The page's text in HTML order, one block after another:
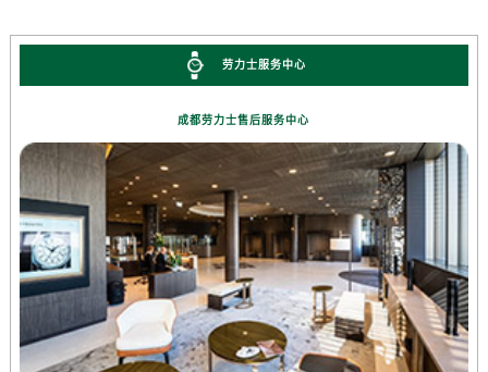
劳力士服务中心
成都劳力士售后服务中心